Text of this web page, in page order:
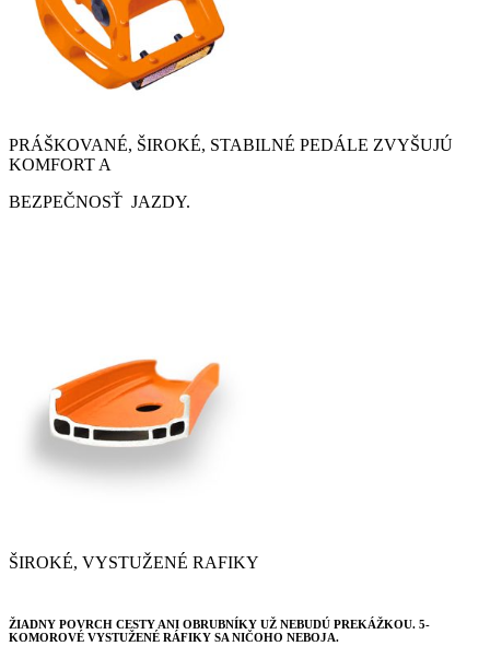
PRÁŠKOVANÉ, ŠIROKÉ, STABILNÉ PEDÁLE ZVYŠUJÚ
KOMFORT A
BEZPEČNOSŤ JAZDY.
ŠIROKÉ, VYSTUŽENÉ RAFIKY
ŽIADNY POVRCH CESTY ANI OBRUBNÍKY UŽ NEBUDÚ PREKÁŽKOU. 5-
KOMOROVÉ VYSTUŽENÉ RÁFIKY SA NIČOHO NEBOJA.